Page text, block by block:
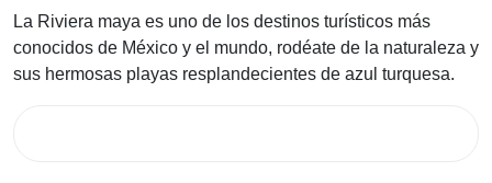
La Riviera maya es uno de los destinos turísticos más
conocidos de México y el mundo, rodéate de la naturaleza y
sus hermosas playas resplandecientes de azul turquesa.